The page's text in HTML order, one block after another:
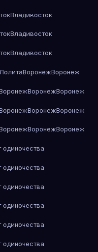
Владивосток
Владивосток
Владивосток
ВоронежВоронеж
ВоронежВоронеж
ВоронежВоронеж
ВоронежВоронеж